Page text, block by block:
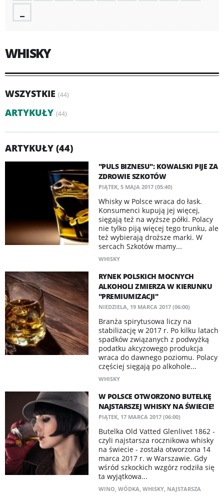
WHISKY
WSZYSTKIE (44)
ARTYKUŁY (44)
ARTYKUŁY (44)
"PULS BIZNESU": KOWALSKI PIJE ZA
ZDROWIE SZKOTÓW
PIĄTEK, 5 MAJA 2017 (05:40)
Whisky w Polsce wraca do łask.
Konsumenci kupują jej więcej,
sięgają też na wyższe półki. Polacy
nie tylko piją więcej tego trunku, ale
też wybierają droższe marki. W
sercach Szkotów mamy...
WHISKY
RYNEK POLSKICH MOCNYCH
ALKOHOLI ZMIERZA W KIERUNKU
"PREMIUMIZACJI"
NIEDZIELA, 19 MARCA 2017 (06:00)
Branża spirytusowa liczy na
stabilizację w 2017 r. Po kilku latach
spadków związanych z podwyżką
podatku akcyzowego produkcja
wraca do dawnego poziomu. Polacy
częściej sięgają po alkohole...
WHISKY
W POLSCE OTWORZONO BUTELKĘ
NAJSTARSZEJ WHISKY NA ŚWIECIE!
PIĄTEK, 17 MARCA 2017 (06:00)
Butelka Old Vatted Glenlivet 1862 -
czyli najstarsza rocznikowa whisky
na świecie - została otworzona 14
marca 2017 r. w Warszawie. Gdy
wśród szkockich wzgórz rodziła się
ta wyjątkowa...
WINO, WÓDKA, WHISKY, NAJSTARSZA